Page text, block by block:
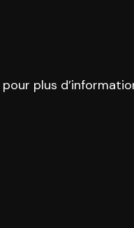
pour plus